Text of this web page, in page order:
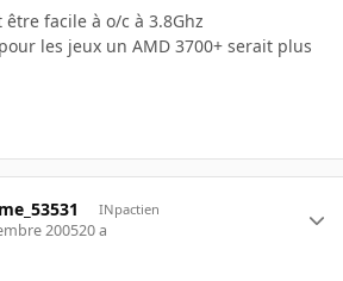
facile à o/c à 3.8Ghz
les jeux un AMD 3700+ serait plus
INpactien
200520 a